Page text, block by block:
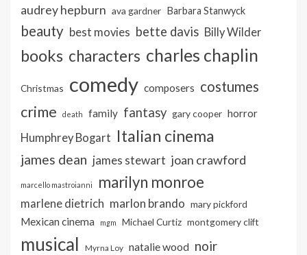
audrey hepburn ava gardner Barbara Stanwyck
beauty best movies bette davis Billy Wilder
books characters charles chaplin
Christmas comedy composers costumes
crime death family fantasy gary cooper horror
Humphrey Bogart Italian cinema
james dean james stewart joan crawford
marcello mastroianni marilyn monroe
marlene dietrich marlon brando mary pickford
Mexican cinema mgm Michael Curtiz montgomery clift
musical Myrna Loy natalie wood noir